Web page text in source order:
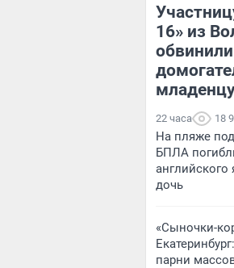
16» из
22 часа 18
На пляже
БПЛА
английского
дочь
«Сыночки-
парни